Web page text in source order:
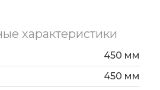
характеристики
450 мм
450 мм